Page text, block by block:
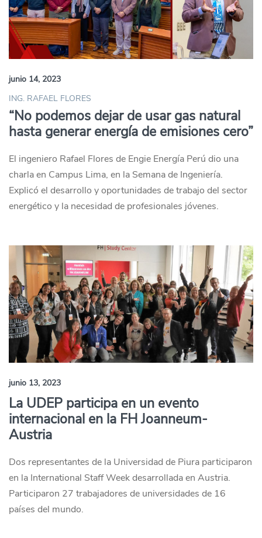
junio 14, 2023
ING. RAFAEL FLORES
“No podemos dejar de usar gas natural
hasta generar energía de emisiones cero”
El ingeniero Rafael Flores de Engie Energía Perú dio una
charla en Campus Lima, en la Semana de Ingeniería.
Explicó el desarrollo y oportunidades de trabajo del sector
energético y la necesidad de profesionales jóvenes.
junio 13, 2023
La UDEP participa en un evento
internacional en la FH Joanneum-
Austria
Dos representantes de la Universidad de Piura participaron
en la International Staff Week desarrollada en Austria.
Participaron 27 trabajadores de universidades de 16
países del mundo.